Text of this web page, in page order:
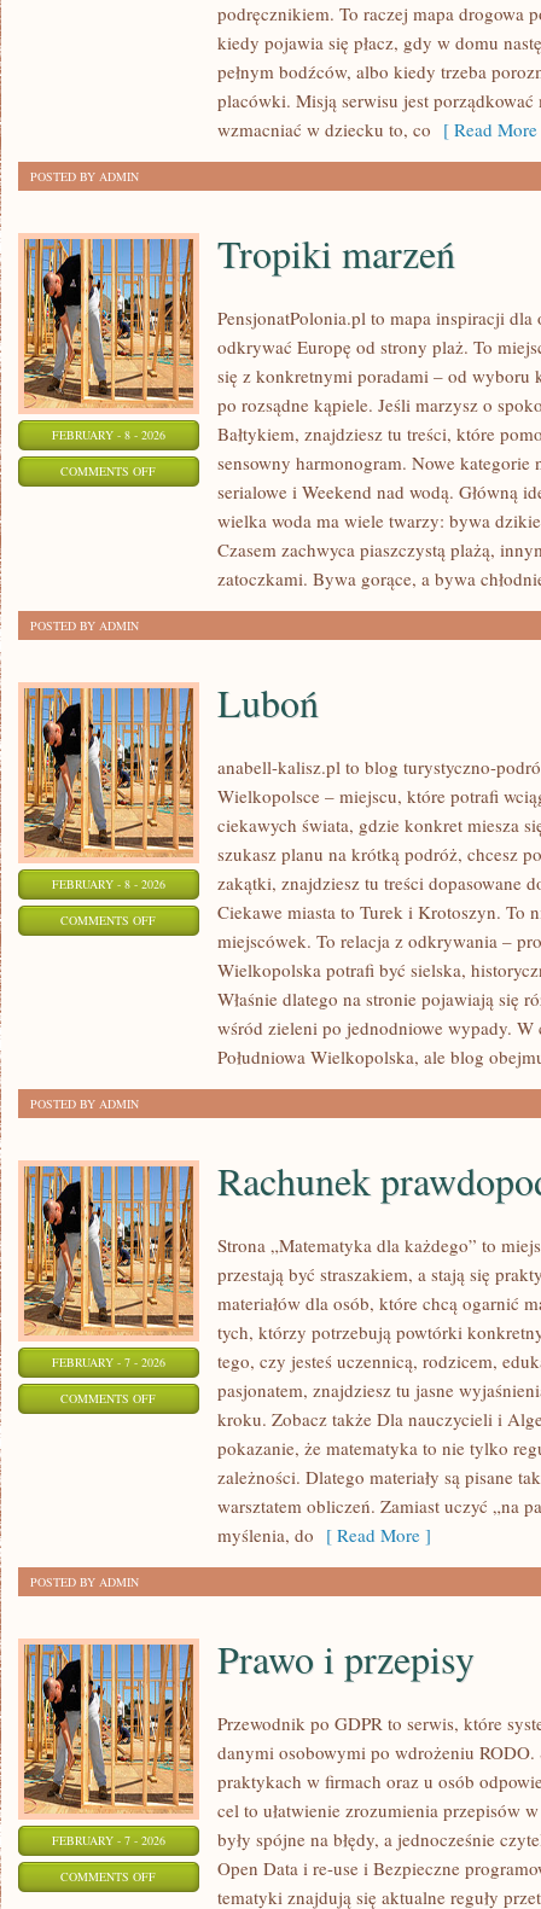
podręcznikiem. To raczej mapa drogowa
kiedy pojawia się płacz, gdy w domu
pełnym bodźców, albo kiedy trzeba
placówki. Misją serwisu jest
wzmacniać w dziecku to, co [ Read
POSTED BY ADMIN
FEBRUARY - 8 - 2026
COMMENTS OFFON
Tropiki marzeń
PensjonatPolonia.pl to mapa inspiracji
odkrywać Europę od strony plaż. To
się z konkretnymi poradami – od wyboru
po rozsądne kąpiele. Jeśli marzysz o
Bałtykiem, znajdziesz tu treści, które
sensowny harmonogram. Nowe kategorie
serialowe i Weekend nad wodą. Główną
wielka woda ma wiele twarzy: bywa
Czasem zachwyca piaszczystą plażą,
zatoczkami. Bywa gorące, a bywa
POSTED BY ADMIN
FEBRUARY - 8 - 2026
COMMENTS OFFON
Luboń
anabell-kalisz.pl to blog turystyczno-
Wielkopolsce – miejscu, które potrafi
ciekawych świata, gdzie konkret miesza
szukasz planu na krótką podróż, chcesz
zakątki, znajdziesz tu treści dopasowane
Ciekawe miasta to Turek i Krotoszyn. To
miejscówek. To relacja z odkrywania –
Wielkopolska potrafi być sielska,
Właśnie dlatego na stronie pojawiają się
wśród zieleni po jednodniowe wypady. W
Południowa Wielkopolska, ale blog
POSTED BY ADMIN
FEBRUARY - 7 - 2026
COMMENTS OFFON
RACHUNEK
PRAWDOPODOBIEŃSTWA
Rachunek
Strona „Matematyka dla każdego” to
przestają być straszakiem, a stają się
materiałów dla osób, które chcą ogarnić
tych, którzy potrzebują powtórki
tego, czy jesteś uczennicą, rodzicem,
pasjonatem, znajdziesz tu jasne
kroku. Zobacz także Dla nauczycieli i
pokazanie, że matematyka to nie tylko
zależności. Dlatego materiały są pisane
warsztatem obliczeń. Zamiast uczyć „na
myślenia, do [ Read More ]
POSTED BY ADMIN
FEBRUARY - 7 - 2026
COMMENTS OFFON
Prawo i przepisy
Przewodnik po GDPR to serwis, które
danymi osobowymi po wdrożeniu RODO.
praktykach w firmach oraz u osób
cel to ułatwienie zrozumienia przepisów
były spójne na błędy, a jednocześnie
Open Data i re-use i Bezpieczne
tematyki znajdują się aktualne reguły